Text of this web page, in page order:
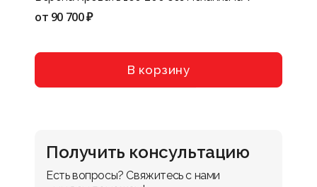
от 90 700 ₽
В корзину
Получить консультацию
Есть вопросы? Свяжитесь с нами